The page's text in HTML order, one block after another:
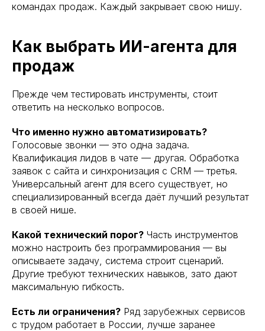
командах продаж. Каждый закрывает свою нишу.
Как выбрать ИИ-агента для
продаж
Прежде чем тестировать инструменты, стоит
ответить на несколько вопросов.
Что именно нужно автоматизировать?
Голосовые звонки — это одна задача.
Квалификация лидов в чате — другая. Обработка
заявок с сайта и синхронизация с CRM — третья.
Универсальный агент для всего существует, но
специализированный всегда даёт лучший результат
в своей нише.
Какой технический порог? Часть инструментов
можно настроить без программирования — вы
описываете задачу, система строит сценарий.
Другие требуют технических навыков, зато дают
максимальную гибкость.
Есть ли ограничения? Ряд зарубежных сервисов
с трудом работает в России, лучше заранее